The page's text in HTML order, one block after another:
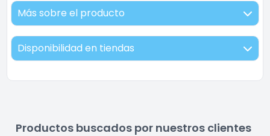
Más sobre el producto
Disponibilidad en tiendas
Productos buscados por nuestros clientes